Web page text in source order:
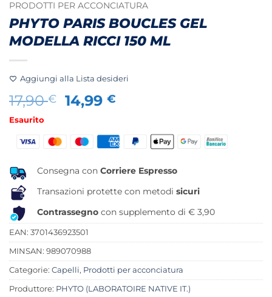
PRODOTTI PER ACCONCIATURA
PHYTO PARIS BOUCLES GEL
MODELLA RICCI 150 ML
Aggiungi alla Lista desideri
17,90€
Il
era:
14,99€
attuale
è:
Esaurito
Consegna con Corriere Espresso
Transazioni protette con metodi sicuri
Contrassegno con supplemento di € 3,90
EAN: 3701436923501
MINSAN: 989070988
Categorie: Capelli, Prodotti per acconciatura
Produttore: PHYTO (LABORATOIRE NATIVE IT.)